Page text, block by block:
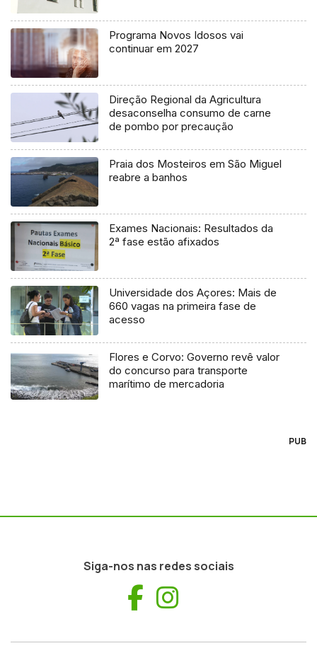
Programa Novos Idosos vai
continuar em 2027
Direção Regional da Agricultura
desaconselha consumo de carne
de pombo por precaução
Praia dos Mosteiros em São Miguel
reabre a banhos
Exames Nacionais: Resultados da
2ª fase estão afixados
Universidade dos Açores: Mais de
660 vagas na primeira fase de
acesso
Flores e Corvo: Governo revê valor
do concurso para transporte
marítimo de mercadoria
PUB
Siga-nos nas redes sociais
Facebook